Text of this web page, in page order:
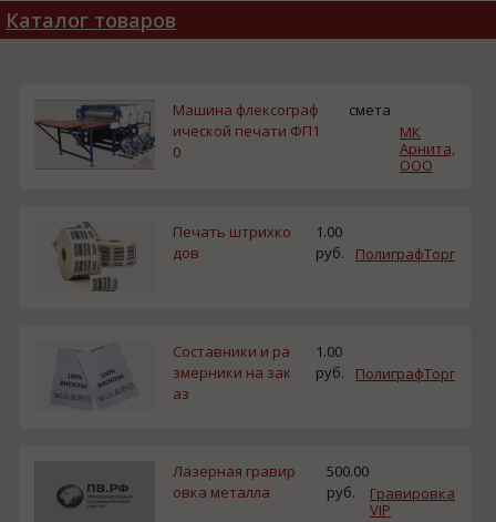
Каталог товаров
Машина флексограф
ической печати ФП1
0
смета
МК
Арнита,
ООО
Печать штрихко
дов
1.00
руб.
ПолиграфТорг
Составники и ра
змерники на зак
аз
1.00
руб.
ПолиграфТорг
Лазерная гравир
овка металла
500.00
руб.
Гравировка
VIP